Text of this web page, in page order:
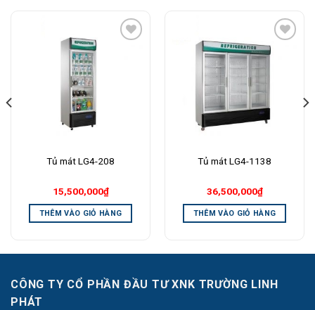
Tủ mát LG4-208
15,500,000₫
THÊM VÀO GIỎ HÀNG
Add to
Wishlist
Tủ mát LG4-1138
36,500,000₫
THÊM VÀO GIỎ HÀNG
CÔNG TY CỔ PHẦN ĐẦU TƯ XNK TRƯỜNG LINH
PHÁT